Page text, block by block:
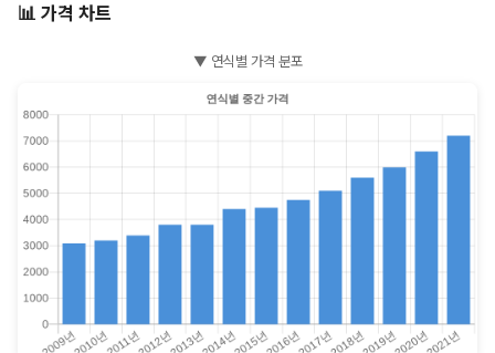
📊 가격 차트
▼ 연식별 가격 분포